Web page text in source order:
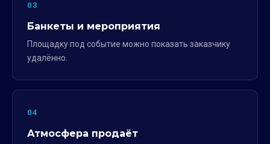
03
Банкеты и мероприятия
Площадку под событие можно показать заказчику
удалённо.
04
Атмосфера продаёт